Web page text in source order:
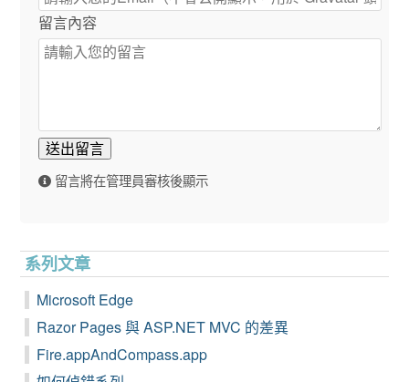
留言內容
送出留言
留言將在管理員審核後顯示
系列文章
Microsoft Edge
Razor Pages 與 ASP.NET MVC 的差異
Fire.appAndCompass.app